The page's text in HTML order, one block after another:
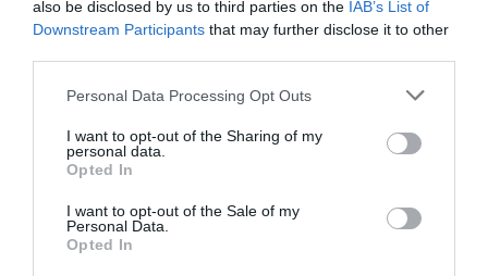
also be disclosed by us to third parties on the IAB’s List of
Downstream Participants that may further disclose it to other
Personal Data Processing Opt Outs
I want to opt-out of the Sharing of my
personal data.
Opted In
I want to opt-out of the Sale of my
Personal Data.
Opted In